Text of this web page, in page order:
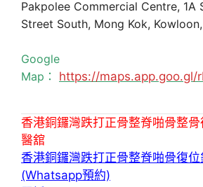
Pakpolee Commercial Centre, 1A
Street South, Mong Kok,
Google
Map： https://maps.app.goo.gl/
香港銅鑼灣跌打正骨整脊啪骨整
醫舘
香港銅鑼灣跌打正骨整脊啪骨復
(Whatsapp預約)